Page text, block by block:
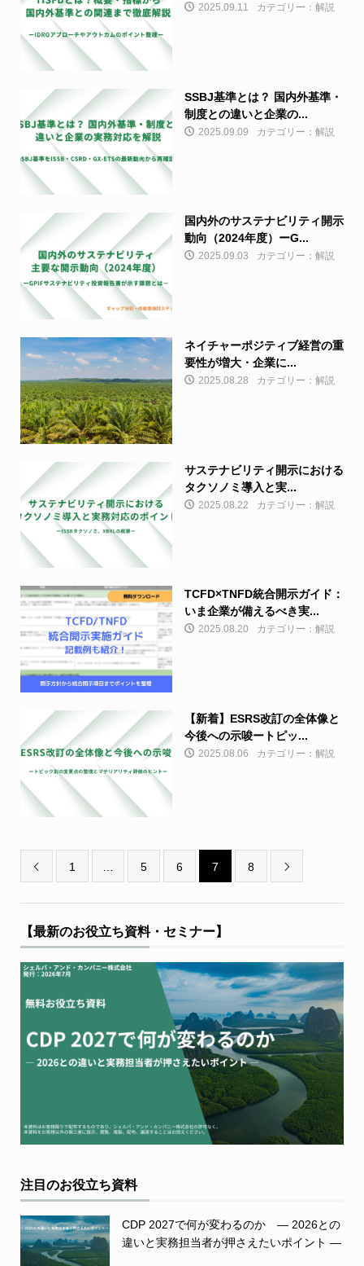
2025.09.11 カテゴリー：解説
SSBJ基準とは？ 国内外基準・
制度との違いと企業の...
2025.09.09 カテゴリー：解説
国内外のサステナビリティ開示
動向（2024年度）ーG...
2025.09.03 カテゴリー：解説
ネイチャーポジティブ経営の重
要性が増大・企業に...
2025.08.28 カテゴリー：解説
サステナビリティ開示における
タクソノミ導入と実...
2025.08.22 カテゴリー：解説
TCFD×TNFD統合開示ガイド：
いま企業が備えるべき実...
2025.08.20 カテゴリー：解説
【新着】ESRS改訂の全体像と
今後への示唆ートピッ...
2025.08.06 カテゴリー：解説
 1 5 6 7 8 
【最新のお役立ち資料・セミナー】
注目のお役立ち資料
CDP 2027で何が変わるのか ― 2026との
違いと実務担当者が押さえたいポイント ―